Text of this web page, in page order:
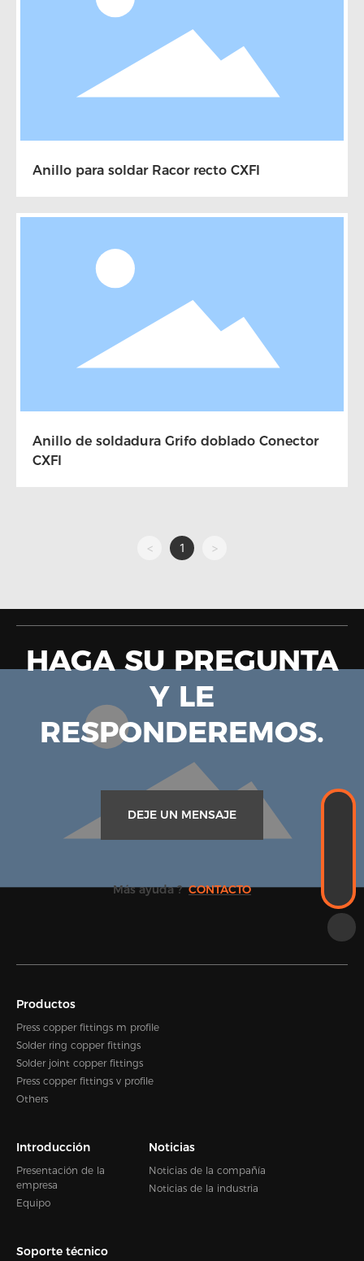
Anillo para soldar Racor recto CXFI
Anillo de soldadura Grifo doblado Conector
CXFI
< 1 >
HAGA SU PREGUNTA
Y LE
RESPONDEREMOS.
DEJE UN MENSAJE
Más ayuda ?CONTACTO
Productos
Press copper fittings m profile
Solder ring copper fittings
Solder joint copper fittings
Press copper fittings v profile
Others
Introducción
Presentación de la
empresa
Equipo
Noticias
Noticias de la compañía
Noticias de la industria
Soporte técnico
WhatsApp
+86-18989338889
CORREO ELECTRÓNICO
+86-0574-65338995